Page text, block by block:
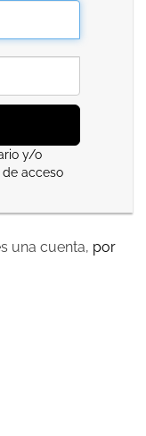
y/o
acceso
una cuenta, por